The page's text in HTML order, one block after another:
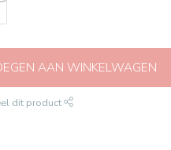
AAN WINKELWAGEN
dit product